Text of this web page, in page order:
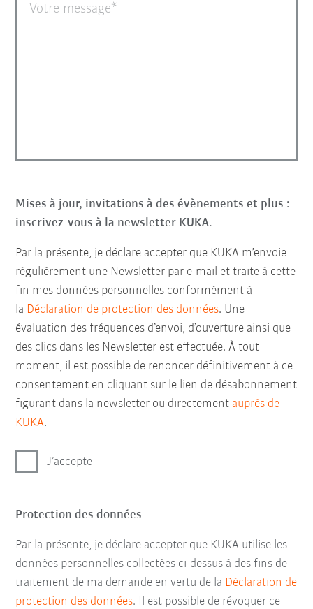
Votre message
Mises à jour, invitations à des évènements et plus :
inscrivez-vous à la newsletter KUKA.
Par la présente, je déclare accepter que KUKA m’envoie
régulièrement une Newsletter par e-mail et traite à cette
fin mes données personnelles conformément à
la Déclaration de protection des données. Une
évaluation des fréquences d’envoi, d’ouverture ainsi que
des clics dans les Newsletter est effectuée. À tout
moment, il est possible de renoncer définitivement à ce
consentement en cliquant sur le lien de désabonnement
figurant dans la newsletter ou directement auprès de
KUKA.
J’accepte
Protection des données
Par la présente, je déclare accepter que KUKA utilise les
données personnelles collectées ci-dessus à des fins de
traitement de ma demande en vertu de la Déclaration de
protection des données. Il est possible de révoquer ce